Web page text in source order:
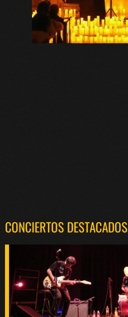
CONCIERTOS DESTACADOS